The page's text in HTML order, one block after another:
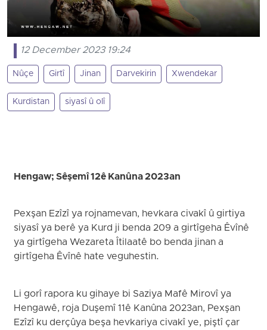
12 December 2023 19:24
Nûçe Girtî Jinan Darvekirin Xwendekar
Kurdistan siyasî û olî
Hengaw; Sêşemî 12ê Kanûna 2023an
Pexşan Ezîzî ya rojnamevan, hevkara civakî û girtiya
siyasî ya berê ya Kurd ji benda 209 a girtîgeha Êvînê
ya girtîgeha Wezareta Îtilaatê bo benda jinan a
girtîgeha Êvînê hate veguhestin.
Li gorî rapora ku gihaye bi Saziya Mafê Mirovî ya
Hengawê, roja Duşemî 11ê Kanûna 2023an, Pexşan
Ezîzî ku derçûya beşa hevkariya civakî ye, piştî çar